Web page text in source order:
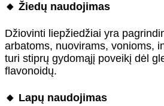
🔸 Žiedų naudojimas
Džiovinti liepžiedžiai yra
arbatoms, nuovirams, vonioms,
turi stiprų gydomąjį poveikį dėl
flavonoidų.
🔸 Lapų naudojimas